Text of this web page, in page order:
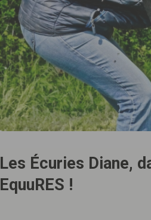
Les Écuries Diane,
EquuRES !